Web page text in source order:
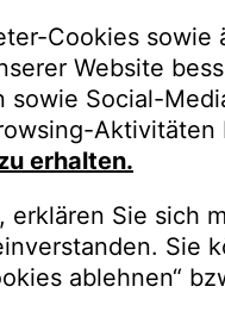
Upgrades,
Bestellungen
Cookies sowie
Website
Social-
Aktivitäten
erhalten.
erklären Sie sich
Sie
ablehnen“